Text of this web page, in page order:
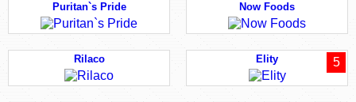
Puritan`s Pride Now Foods
Rilaco Elity 5